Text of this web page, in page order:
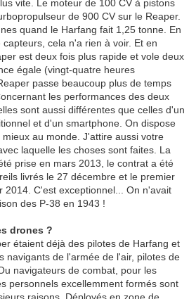
vite. Le moteur de 100 CV à pistons
de 900 CV sur le Reaper.
quand le Harfang fait 1,25 tonne. En
cela n'a rien à voir. Et en
est deux fois plus rapide et vole deux
égale (vingt-quatre heures
passe beaucoup plus de temps
les performances des deux
sont aussi différentes que celles d'un
et d'un smartphone. On dispose
au monde. J'attire aussi votre
laquelle les choses sont faites. La
prise en mars 2013, le contrat a été
livrés le 27 décembre et le premier
2014. C'est exceptionnel... On n'avait
des P-38 en 1943 !
drones ?
étaient déjà des pilotes de Harfang et
navigants de l'armée de l'air, pilotes de
navigateurs de combat, pour les
personnels excellemment formés sont